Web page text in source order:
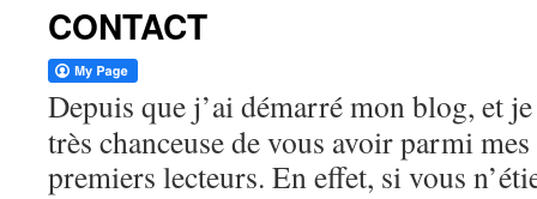
CONTACT
Depuis que j’ai démarré mon blog, et
très chanceuse de vous avoir parmi mes
premiers lecteurs. En effet, si vous